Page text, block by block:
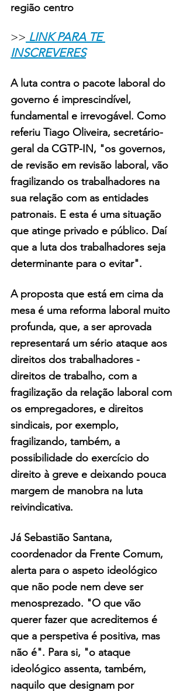
região centro
>> LINK PARA TE
INSCREVERES
A luta contra o pacote laboral do
governo é imprescindível,
fundamental e irrevogável. Como
referiu Tiago Oliveira, secretário-
geral da CGTP-IN, "os governos,
de revisão em revisão laboral, vão
fragilizando os trabalhadores na
sua relação com as entidades
patronais. E esta é uma situação
que atinge privado e público. Daí
que a luta dos trabalhadores seja
determinante para o evitar".
A proposta que está em cima da
mesa é uma reforma laboral muito
profunda, que, a ser aprovada
representará um sério ataque aos
direitos dos trabalhadores -
direitos de trabalho, com a
fragilização da relação laboral com
os empregadores, e direitos
sindicais, por exemplo,
fragilizando, também, a
possibilidade do exercício do
direito à greve e deixando pouca
margem de manobra na luta
reivindicativa.
Já Sebastião Santana,
coordenador da Frente Comum,
alerta para o aspeto ideológico
que não pode nem deve ser
menosprezado. "O que vão
querer fazer que acreditemos é
que a perspetiva é positiva, mas
não é". Para si, "o ataque
ideológico assenta, também,
naquilo que designam por